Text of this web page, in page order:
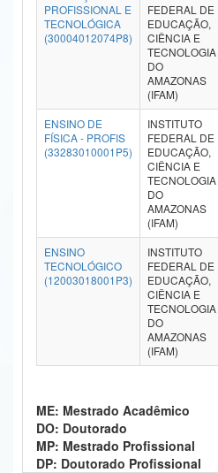
Ministério da Ciência, Tecnologia, Inovações
Ministério do Desenvolvimento Regional
Controladoria-Geral da União
Ministério da Mulher, da Família e dos Direitos
Secretaria de Governo
Gabinete de Segurança Institucional
PROFISSIONAL E
TECNOLÓGICA
(30004012074P8)
FEDERAL DE
EDUCAÇÃO,
CIÊNCIA E
TECNOLOGIA
DO
AMAZONAS
(IFAM)
ENSINO DE
FÍSICA - PROFIS
(33283010001P5)
INSTITUTO
FEDERAL DE
EDUCAÇÃO,
CIÊNCIA E
TECNOLOGIA
DO
AMAZONAS
(IFAM)
ENSINO
TECNOLÓGICO
(12003018001P3)
INSTITUTO
FEDERAL DE
EDUCAÇÃO,
CIÊNCIA E
TECNOLOGIA
DO
AMAZONAS
(IFAM)
ME: Mestrado Acadêmico
DO: Doutorado
MP: Mestrado Profissional
DP: Doutorado Profissional